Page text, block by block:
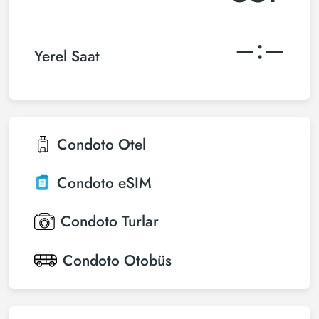
Yerel Saat –:–
Condoto Otel
Condoto eSIM
Condoto Turlar
Condoto Otobüs